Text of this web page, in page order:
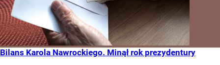
Bilans Karola Nawrockiego. Minął rok prezydentury